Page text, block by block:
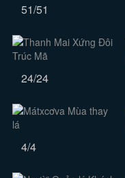
51/51
24/24
4/4